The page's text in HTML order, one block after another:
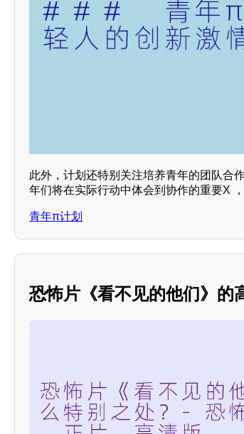
此外，计划还特别关注培养青年的团队合
年们将在实际行动中体会到协作的重要X
青年π计划
恐怖片《看不见的他们》的